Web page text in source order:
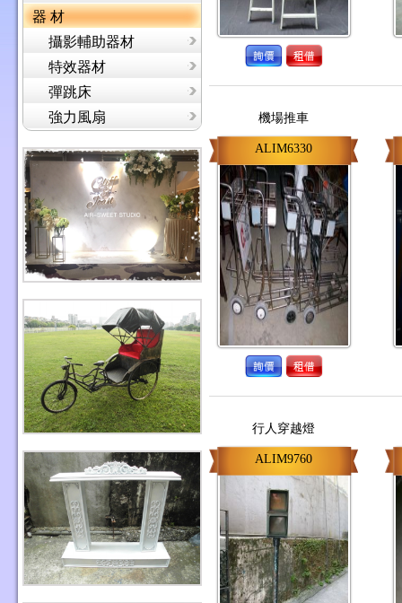
器 材
攝影輔助器材
特效器材
彈跳床
強力風扇
機場推車
ALIM6330
行人穿越燈
ALIM9760